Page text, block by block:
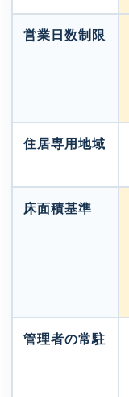
営業日数制限
住居専用地域
床面積基準
管理者の常駐